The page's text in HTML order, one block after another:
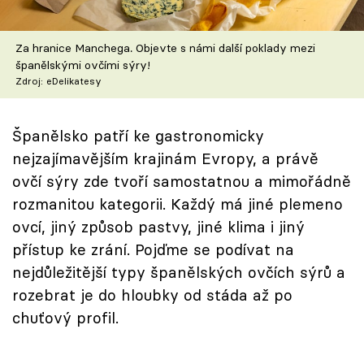
Speciál: Cuketa
Těhotnej kuchař
Sledujte prima+
Přihlášení
Sledujte nás
Za hranice Manchega. Objevte s námi další poklady mezi
španělskými ovčími sýry!
Zdroj: eDelikatesy
Španělsko patří ke gastronomicky
nejzajímavějším krajinám Evropy, a právě
ovčí sýry zde tvoří samostatnou a mimořádně
rozmanitou kategorii. Každý má jiné plemeno
ovcí, jiný způsob pastvy, jiné klima i jiný
přístup ke zrání. Pojďme se podívat na
nejdůležitější typy španělských ovčích sýrů a
rozebrat je do hloubky od stáda až po
chuťový profil.